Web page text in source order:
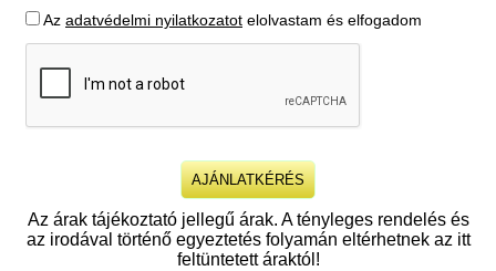
Az adatvédelmi nyilatkozatot elolvastam és elfogadom
Az árak tájékoztató jellegű árak. A tényleges rendelés és
az irodával történő egyeztetés folyamán eltérhetnek az itt
feltüntetett áraktól!